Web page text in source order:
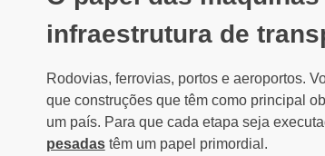
infraestrutura de
Rodovias, ferrovias, portos e aeroportos.
que construções que têm como principal
um país. Para que cada etapa seja
pesadastêm um papel primordial.